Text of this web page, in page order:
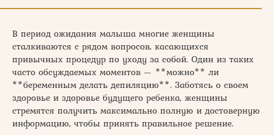
В период ожидания малыша многие женщины
сталкиваются с рядом вопросов, касающихся
привычных процедур по уходу за собой. Один из таких
часто обсуждаемых моментов — **можно** ли
**беременным делать депиляцию**. Заботясь о своем
здоровье и здоровье будущего ребенка, женщины
стремятся получить максимально полную и достоверную
информацию, чтобы принять правильное решение.